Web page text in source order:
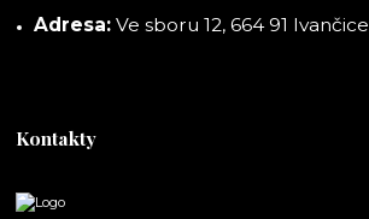
Adresa: Ve sboru 12, 664 91 Ivančice
Kontakty